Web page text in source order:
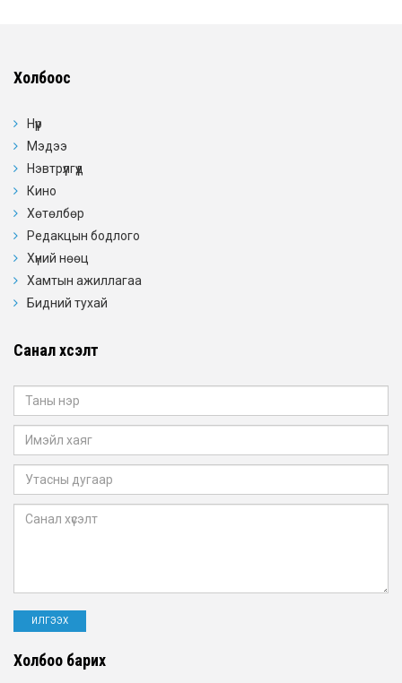
Холбоос
Нүүр
Мэдээ
Нэвтрүүлгүүд
Кино
Хөтөлбөр
Редакцын бодлого
Хүний нөөц
Хамтын ажиллагаа
Бидний тухай
Санал хүсэлт
Холбоо барих